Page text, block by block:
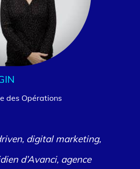
des Opérations
digital marketing,
d’Avanci, agence